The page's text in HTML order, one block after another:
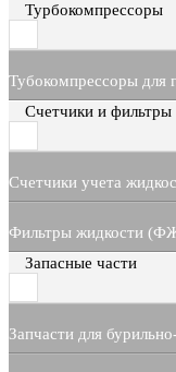
Турбокомпрессоры
Тубокомпрессоры для
Счетчики и фильтры
Счетчики учета
Фильтры жидкости
Запасные части
Запчасти для